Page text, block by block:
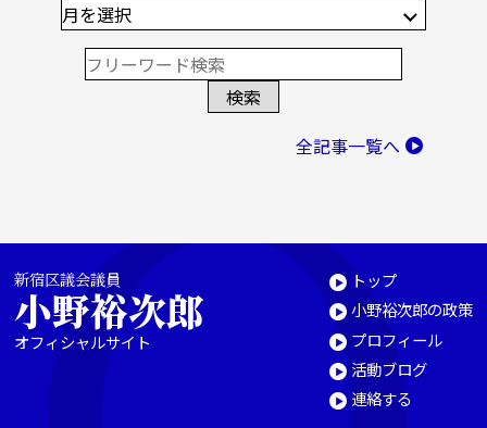
全記事一覧へ
新宿区議会議員
小野裕次郎
オフィシャルサイト
トップ
小野裕次郎の政策
プロフィール
活動ブログ
連絡する